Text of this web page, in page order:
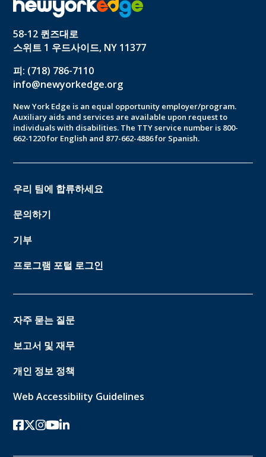
58-12 퀸즈대로
스위트 1 우드사이드, NY 11377
피: (718) 786-7110
info@newyorkedge.org
New York Edge is an equal opportunity employer/program.
Auxiliary aids and services are available upon request to
individuals with disabilities. The TTY service number is 800-
662-1220 for English and 877-662-4886 for Spanish.
우리 팀에 합류하세요
문의하기
기부
프로그램 포털 로그인
자주 묻는 질문
보고서 및 재무
개인 정보 정책
Web Accessibility Guidelines
페이스북
트위터-x
인스 타 그램
유튜브링크드인